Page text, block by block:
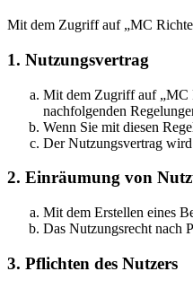
Mit dem Zugriff auf „MC
1. Nutzungsvertrag
Mit dem Zugriff auf „MC
nachfolgenden
Wenn Sie mit diesen
Der Nutzungsvertrag
2. Einräumung von
Mit dem Erstellen eines
Das Nutzungsrecht nach
3. Pflichten des Nutzers